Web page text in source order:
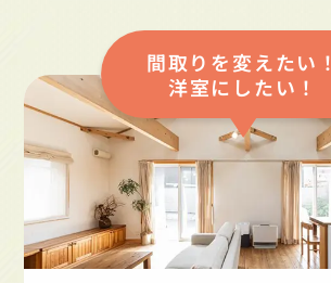
間取りを変えたい！
洋室にしたい！